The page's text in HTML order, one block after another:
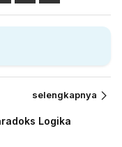
selengkapnya
Logika